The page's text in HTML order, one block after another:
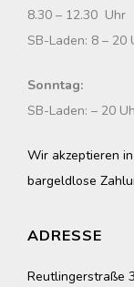
8.30 – 12.30 Uhr
SB-Laden: 8 – 20
Sonntag:
SB-Laden: – 20
Wir akzeptieren
bargeldlose
ADRESSE
Reutlingerstraße